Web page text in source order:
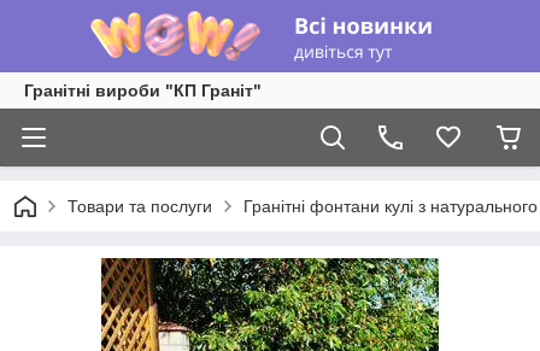
Гранітні вироби "КП Граніт"
Товари та послуги Гранітні фонтани кулі з